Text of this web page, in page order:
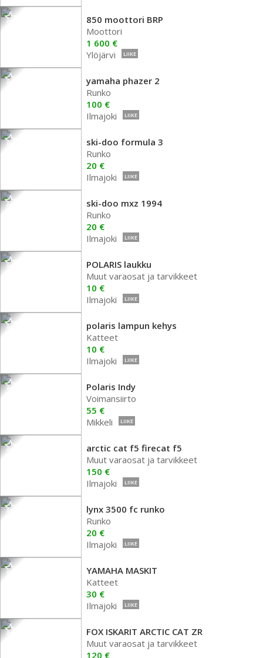
850 moottori BRP
Moottori
1 600 €
Ylöjärvi
LIIKE
yamaha phazer 2
Runko
100 €
Ilmajoki
LIIKE
ski-doo formula 3
Runko
20 €
Ilmajoki
LIIKE
ski-doo mxz 1994
Runko
20 €
Ilmajoki
LIIKE
POLARIS laukku
Muut varaosat ja tarvikkeet
10 €
Ilmajoki
LIIKE
polaris lampun kehys
Katteet
10 €
Ilmajoki
LIIKE
Polaris Indy
Voimansiirto
55 €
Mikkeli
LIIKE
arctic cat f5 firecat f5
Muut varaosat ja tarvikkeet
150 €
Ilmajoki
LIIKE
lynx 3500 fc runko
Runko
20 €
Ilmajoki
LIIKE
YAMAHA MASKIT
Katteet
30 €
Ilmajoki
LIIKE
FOX ISKARIT ARCTIC CAT ZR
Muut varaosat ja tarvikkeet
120 €